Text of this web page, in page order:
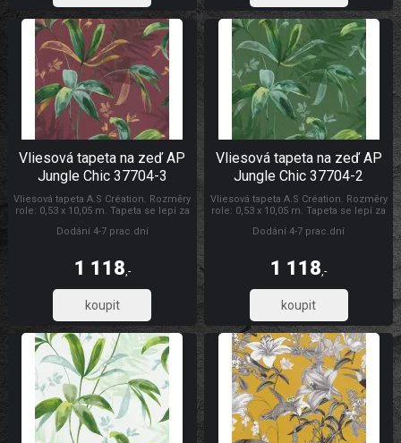
Vliesová tapeta na zeď AP
Jungle Chic 37704-3
Vliesová tapeta A.S Création. Rozměry
role: 0,53 x 10,05 m. Tapeta se lepí za
zeď. Vliesové tapety na zeď se
zakrytí jemných prasklin. AP Jungle
Dodání 4-7 prac.dní
1 118,-
923,61
Vliesová tapeta na zeď AP
Jungle Chic 37704-2
Vliesová tapeta A.S Création. Rozměry
role: 0,53 x 10,05 m. Tapeta se lepí za
zeď. Vliesové tapety na zeď se
zakrytí jemných prasklin. Tapety AS
Dodání 4-7 prac.dní
1 118,-
923,61